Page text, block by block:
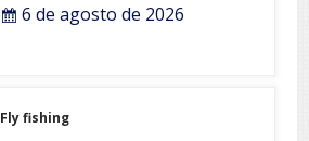
6 de agosto de 2026
Fly fishing